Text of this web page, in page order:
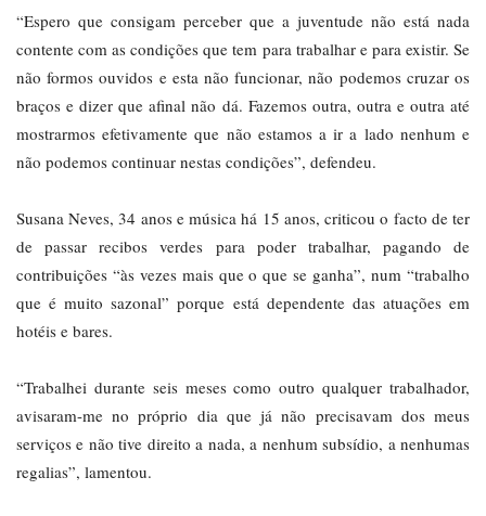
“Espero que consigam perceber que a juventude não está nada
contente com as condições que tem para trabalhar e para existir. Se
não formos ouvidos e esta não funcionar, não podemos cruzar os
braços e dizer que afinal não dá. Fazemos outra, outra e outra até
mostrarmos efetivamente que não estamos a ir a lado nenhum e
não podemos continuar nestas condições”, defendeu.
Susana Neves, 34 anos e música há 15 anos, criticou o facto de ter
de passar recibos verdes para poder trabalhar, pagando de
contribuições “às vezes mais que o que se ganha”, num “trabalho
que é muito sazonal” porque está dependente das atuações em
hotéis e bares.
“Trabalhei durante seis meses como outro qualquer trabalhador,
avisaram-me no próprio dia que já não precisavam dos meus
serviços e não tive direito a nada, a nenhum subsídio, a nenhumas
regalias”, lamentou.